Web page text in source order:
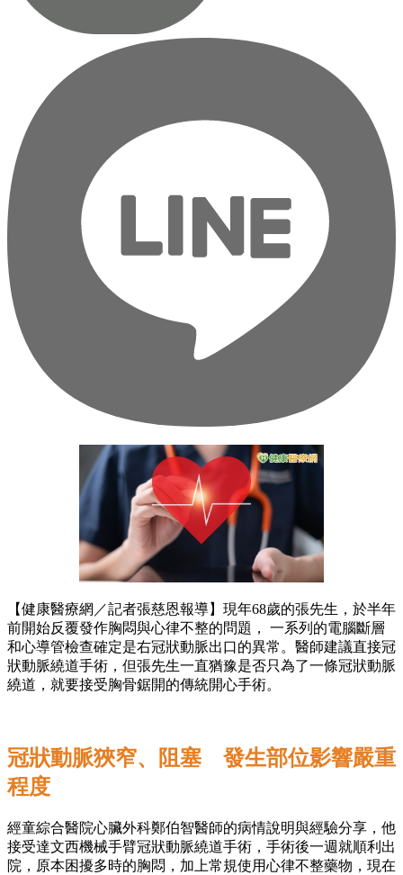
【健康醫療網／記者張慈恩報導】現年68歲的張先生，於半年
前開始反覆發作胸悶與心律不整的問題， 一系列的電腦斷層
和心導管檢查確定是右冠狀動脈出口的異常。醫師建議直接冠
狀動脈繞道手術，但張先生一直猶豫是否只為了一條冠狀動脈
繞道，就要接受胸骨鋸開的傳統開心手術。
冠狀動脈狹窄、阻塞 發生部位影響嚴重
程度
經童綜合醫院心臟外科鄭伯智醫師的病情說明與經驗分享，他
接受達文西機械手臂冠狀動脈繞道手術，手術後一週就順利出
院，原本困擾多時的胸悶，加上常規使用心律不整藥物，現在